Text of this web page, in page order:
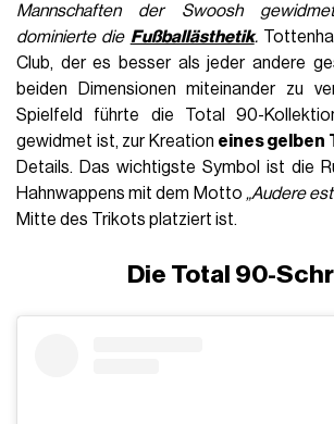
Mannschaften der Swoosh
dominierte die Fußballästhetik.
Club, der es besser als jeder andere
beiden Dimensionen miteinander zu
Spielfeld führte die Total 90-
gewidmet ist, zur Kreation eines gelben
Details. Das wichtigste Symbol ist die
Hahnwappens mit dem Motto „Audere
Mitte des Trikots platziert ist.
Die Total 90-